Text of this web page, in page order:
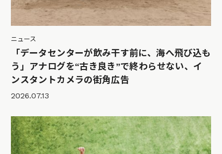
ニュース
「データセンターが飲み干す前に、海へ飛び込も
う」アナログを“古き良き”で終わらせない、イ
ンスタントカメラの街角広告
2026.07.13